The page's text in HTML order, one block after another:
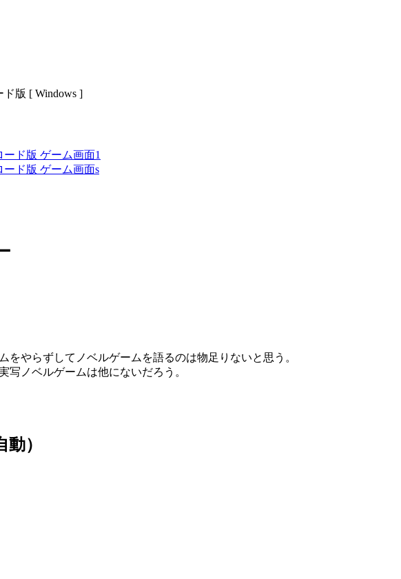
版 [ Windows ]
をやらずしてノベルゲームを語るのは物足りないと思う。
写ノベルゲームは他にないだろう。
）